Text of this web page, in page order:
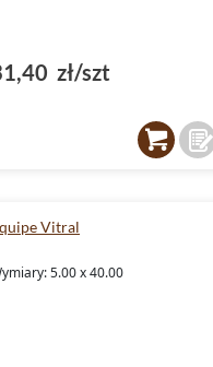
zł/szt
Vitral
5.00 x 40.00